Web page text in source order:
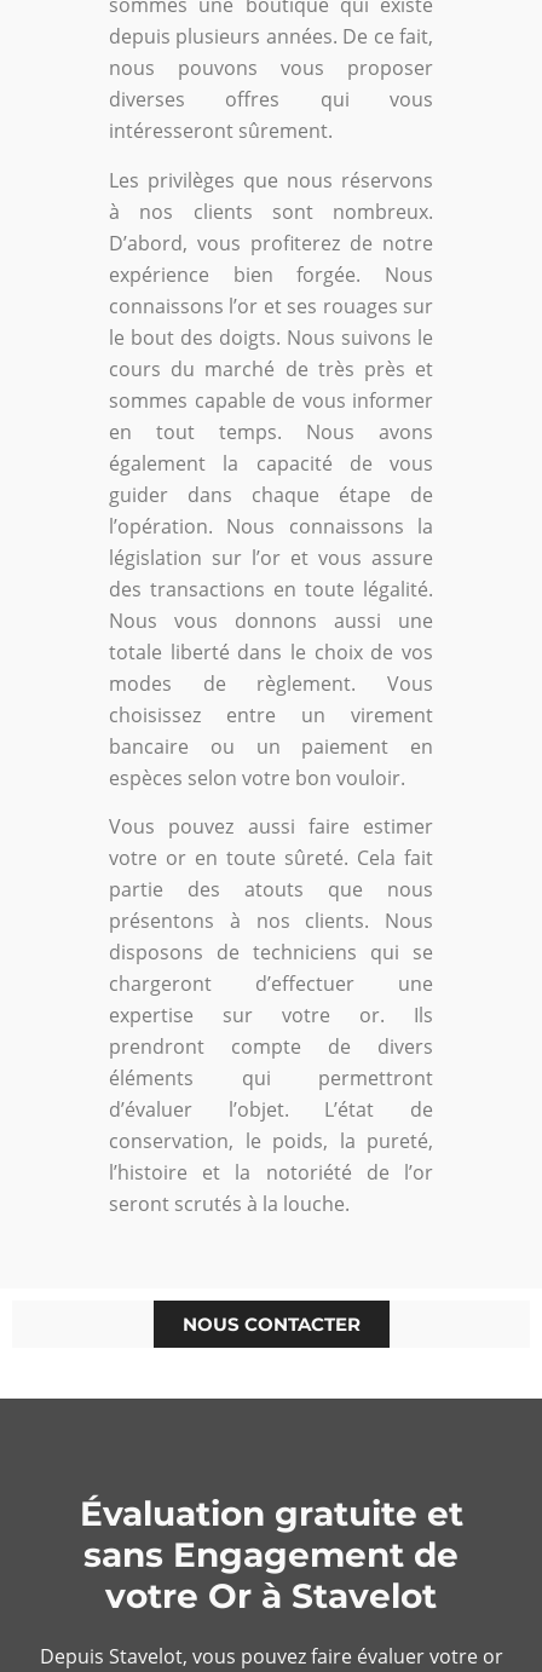
sommes une boutique qui existe
depuis plusieurs années. De ce fait,
nous pouvons vous proposer
diverses offres qui vous
intéresseront sûrement.
Les privilèges que nous réservons
à nos clients sont nombreux.
D’abord, vous profiterez de notre
expérience bien forgée. Nous
connaissons l’or et ses rouages sur
le bout des doigts. Nous suivons le
cours du marché de très près et
sommes capable de vous informer
en tout temps. Nous avons
également la capacité de vous
guider dans chaque étape de
l’opération. Nous connaissons la
législation sur l’or et vous assure
des transactions en toute légalité.
Nous vous donnons aussi une
totale liberté dans le choix de vos
modes de règlement. Vous
choisissez entre un virement
bancaire ou un paiement en
espèces selon votre bon vouloir.
Vous pouvez aussi faire estimer
votre or en toute sûreté. Cela fait
partie des atouts que nous
présentons à nos clients. Nous
disposons de techniciens qui se
chargeront d’effectuer une
expertise sur votre or. Ils
prendront compte de divers
éléments qui permettront
d’évaluer l’objet. L’état de
conservation, le poids, la pureté,
l’histoire et la notoriété de l’or
seront scrutés à la louche.
NOUS CONTACTER
Évaluation gratuite et
sans Engagement de
votre Or à Stavelot
Depuis Stavelot, vous pouvez faire évaluer votre or